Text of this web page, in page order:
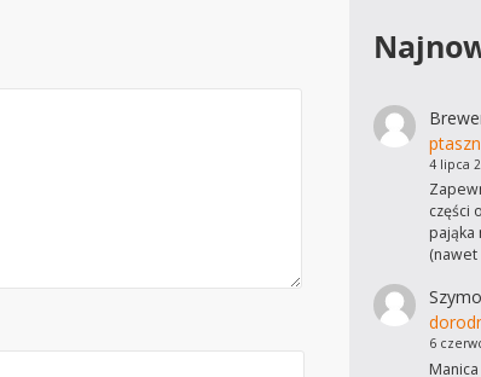
4 lipca
części
pająka
6